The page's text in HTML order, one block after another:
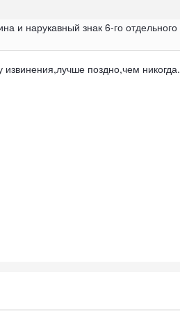
и нарукавный знак 6-го отдельного
поздно,чем никогда.